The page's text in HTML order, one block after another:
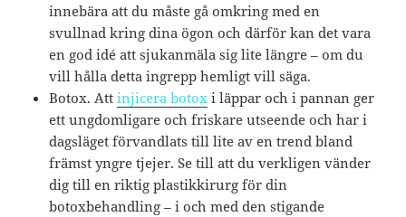
innebära att du måste gå omkring med en
svullnad kring dina ögon och därför kan det vara
en god idé att sjukanmäla sig lite längre – om du
vill hålla detta ingrepp hemligt vill säga.
Botox. Attinjicera botox i läppar och i pannan ger
ett ungdomligare och friskare utseende och har i
dagsläget förvandlats till lite av en trend bland
främst yngre tjejer. Se till att du verkligen vänder
dig till en riktig plastikkirurg för din
botoxbehandling – i och med den stigande